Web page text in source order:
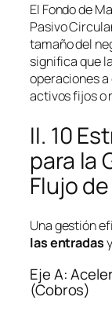
El Fondo de
Pasivo
tamaño del
significa que
operaciones
activos fijos o
II. 10
para la
Flujo
Una gestión
las entradasy
Eje A:
(Cobros)